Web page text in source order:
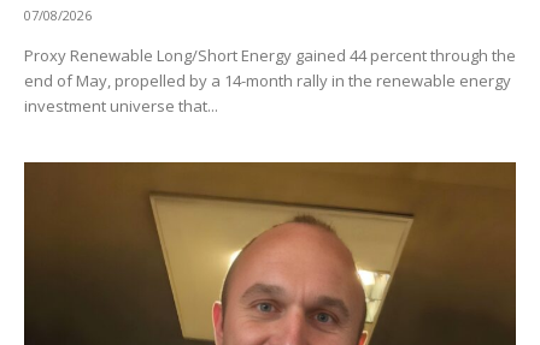
07/08/2026
Proxy Renewable Long/Short Energy gained 44 percent through the
end of May, propelled by a 14-month rally in the renewable energy
investment universe that...